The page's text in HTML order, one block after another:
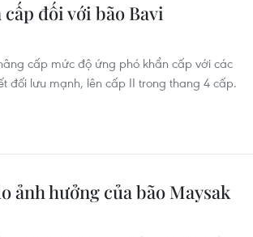
đối với bão Bavi
cấp mức độ ứng phó khẩn cấp với các
đối lưu mạnh, lên cấp II trong thang 4 cấp.
ảnh hưởng của bão Maysak